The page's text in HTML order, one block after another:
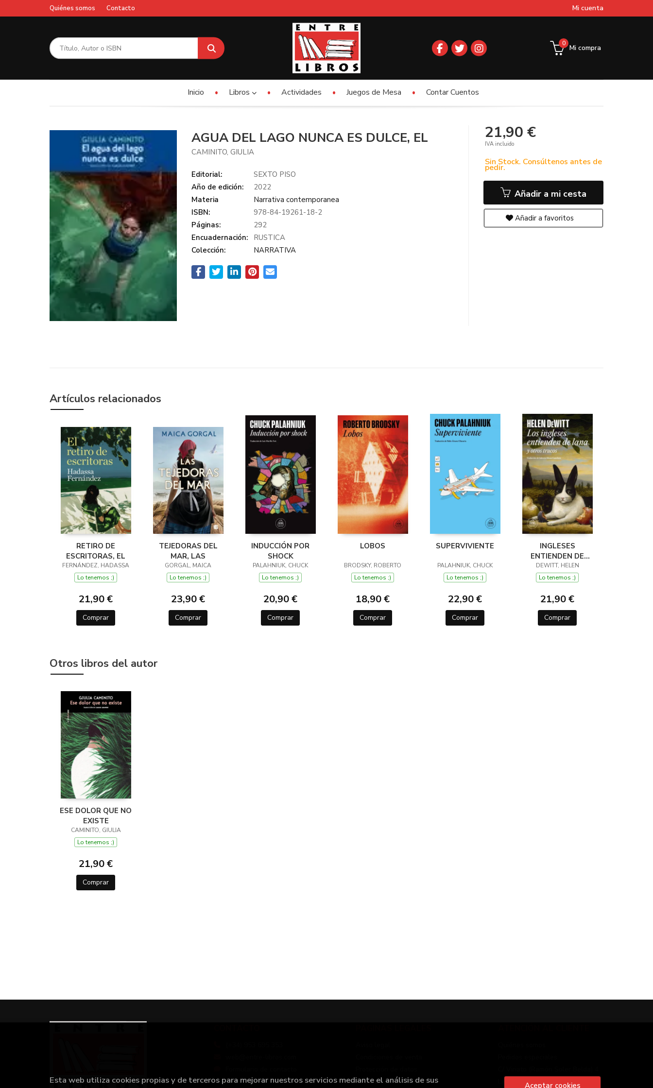
Mi cuenta
Quiénes somos Contacto
Mi compra
0
Inicio Libros Actividades Juegos de Mesa Contar Cuentos
AGUA DEL LAGO NUNCA ES DULCE, EL
CAMINITO, GIULIA
Editorial:
SEXTO PISO
Año de edición:
2022
Materia
Narrativa contemporanea
ISBN:
978-84-19261-18-2
Páginas:
292
Encuadernación:
RUSTICA
Colección:
NARRATIVA
21,90 €
IVA incluido
Sin Stock. Consúltenos antes de
pedir.
Añadir a mi cesta
Añadir a favoritos
Artículos relacionados
RETIRO DE
ESCRITORAS, EL
FERNÁNDEZ, HADASSA
Lo tenemos ;)
21,90 €
Comprar
TEJEDORAS DEL
MAR, LAS
GORGAL, MAICA
Lo tenemos ;)
23,90 €
Comprar
INDUCCIÓN POR
SHOCK
PALAHNIUK, CHUCK
Lo tenemos ;)
20,90 €
Comprar
LOBOS
BRODSKY, ROBERTO
Lo tenemos ;)
18,90 €
Comprar
SUPERVIVIENTE
PALAHNIUK, CHUCK
Lo tenemos ;)
22,90 €
Comprar
INGLESES
ENTIENDEN DE
LANA (Y OTROS
TRUCOS)
DEWITT, HELEN
Lo tenemos ;)
21,90 €
Comprar
Otros libros del autor
ESE DOLOR QUE NO
EXISTE
CAMINITO, GIULIA
Lo tenemos ;)
21,90 €
Comprar
Política de Cookies
Esta web utiliza cookies propias y de terceros para mejorar nuestros servicios mediante el análisis de sus
Aceptar cookies